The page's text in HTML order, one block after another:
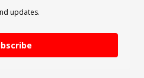
updates.